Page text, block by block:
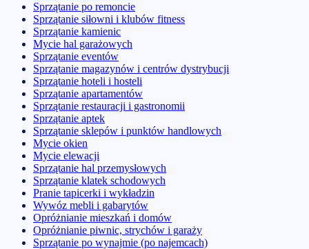
Sprzątanie po remoncie
Sprzątanie siłowni i klubów fitness
Sprzątanie kamienic
Mycie hal garażowych
Sprzątanie eventów
Sprzątanie magazynów i centrów dystrybucji
Sprzątanie hoteli i hosteli
Sprzątanie apartamentów
Sprzątanie restauracji i gastronomii
Sprzątanie aptek
Sprzątanie sklepów i punktów handlowych
Mycie okien
Mycie elewacji
Sprzątanie hal przemysłowych
Sprzątanie klatek schodowych
Pranie tapicerki i wykładzin
Wywóz mebli i gabarytów
Opróżnianie mieszkań i domów
Opróżnianie piwnic, strychów i garaży
Sprzątanie po wynajmie (po najemcach)